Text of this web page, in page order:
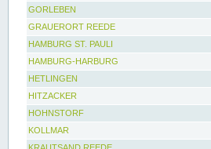
GORLEBEN
GRAUERORT REEDE
HAMBURG ST. PAULI
HAMBURG-HARBURG
HETLINGEN
HITZACKER
HOHNSTORF
KOLLMAR